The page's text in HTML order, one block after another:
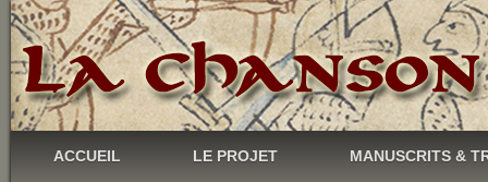
ACCUEIL LE PROJET MANUSCRITS &